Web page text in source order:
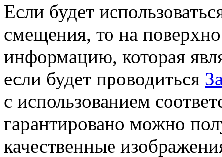
Если будет
смещения, то на
информацию, которая
если будет проводиться
с использованием
гарантировано можно
качественные